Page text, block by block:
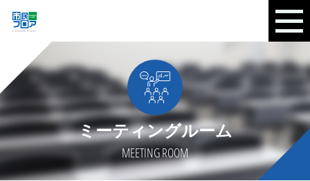
ミーティングルーム
MEETING ROOM